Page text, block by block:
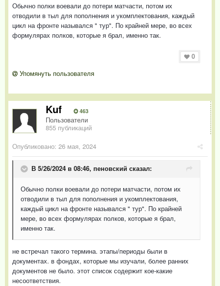
Обычно полки воевали до потери матчасти, потом их
отводили в тыл для пополнения и укомплектования, каждый
цикл на фронте назывался " тур". По крайней мере, во всех
формулярах полков, которые я брал, именно так.
0
Упомянуть пользователя
Kuf 463
Пользователи
855 публикаций
Опубликовано: 26 мая, 2024
В 5/26/2024 в 08:46, пеновский сказал:
Обычно полки воевали до потери матчасти, потом их
отводили в тыл для пополнения и укомплектования,
каждый цикл на фронте назывался " тур". По крайней
мере, во всех формулярах полков, которые я брал,
именно так.
не встречал такого термина. этапы/периоды были в
документах. в фондах, которые мы изучали, более ранних
документов не было. этот список содержит кое-какие
несоответствия.